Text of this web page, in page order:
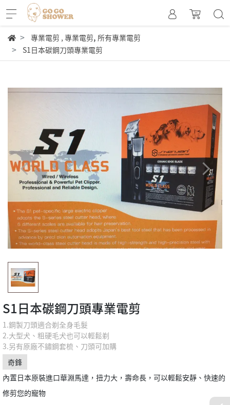
專業電剪 , 專業電剪, 所有專業電剪
S1日本碳鋼刀頭專業電剪
S1日本碳鋼刀頭專業電剪
1.鋼製刀頭適合剃全身毛髮
2.大型犬、粗硬毛犬也可以輕鬆剃
3.另有原廠不鏽鋼套梳、刀頭可加購
奇鋒
內置日本原裝進口華淵馬達，扭力大，壽命長，可以輕鬆安靜、快速的
修剪您的寵物